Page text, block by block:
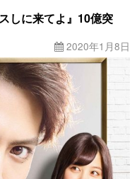
しに来てよ』10億突
2020年1月8日